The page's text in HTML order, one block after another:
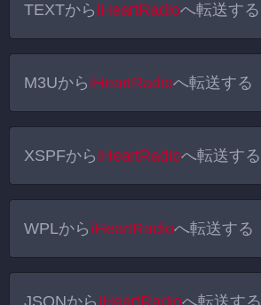
TEXTから iHeartRadioへ転送する
M3Uから iHeartRadioへ転送する
XSPFから iHeartRadioへ転送する
WPLから iHeartRadioへ転送する
JSONから iHeartRadioへ転送する